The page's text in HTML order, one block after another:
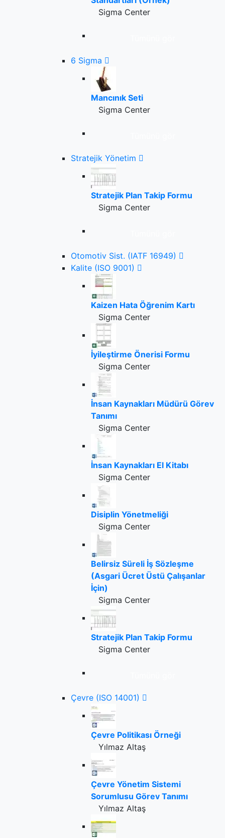
Sigma Center
6 Sigma
Mancınık Seti
Sigma Center
Stratejik Yönetim
Stratejik Plan Takip Formu
Sigma Center
Otomotiv Sist. (IATF 16949)
Kalite (ISO 9001)
Kaizen Hata Öğrenim Kartı
Sigma Center
İyileştirme Önerisi Formu
Sigma Center
İnsan Kaynakları Müdürü Görev
Tanımı
Sigma Center
İnsan Kaynakları El Kitabı
Sigma Center
Disiplin Yönetmeliği
Sigma Center
Belirsiz Süreli İş Sözleşme
(Asgari Ücret Üstü Çalışanlar
İçin)
Sigma Center
Stratejik Plan Takip Formu
Sigma Center
Çevre (ISO 14001)
Çevre Politikası Örneği
Yılmaz Altaş
Çevre Yönetim Sistemi
Sorumlusu Görev Tanımı
Yılmaz Altaş